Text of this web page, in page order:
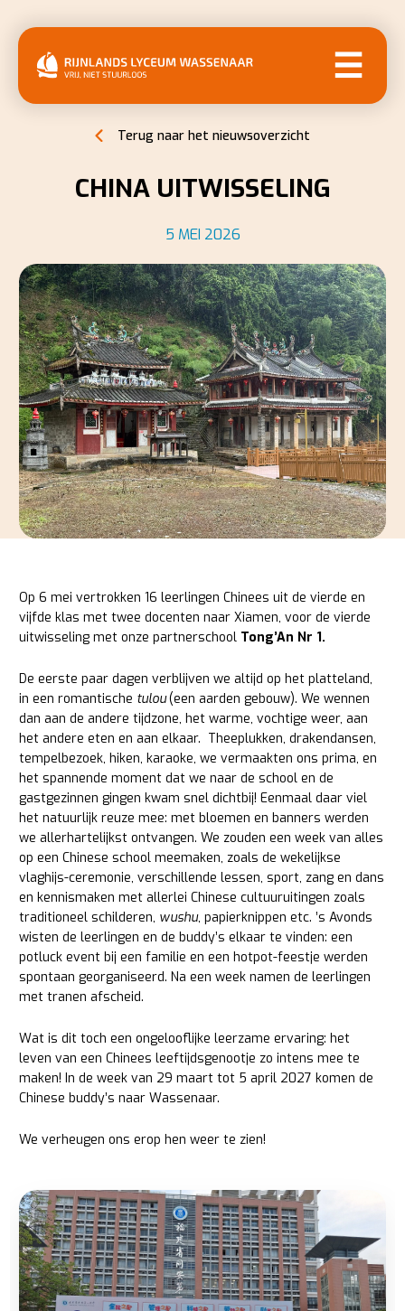
Terug naar het nieuwsoverzicht
CHINA UITWISSELING
5 MEI 2026
Op 6 mei vertrokken 16 leerlingen Chinees uit de vierde en
vijfde klas met twee docenten naar Xiamen, voor de vierde
uitwisseling met onze partnerschool Tong’An Nr 1.
De eerste paar dagen verblijven we altijd op het platteland,
in een romantische tulou(een aarden gebouw). We wennen
dan aan de andere tijdzone, het warme, vochtige weer, aan
het andere eten en aan elkaar. Theeplukken, drakendansen,
tempelbezoek, hiken, karaoke, we vermaakten ons prima, en
het spannende moment dat we naar de school en de
gastgezinnen gingen kwam snel dichtbij! Eenmaal daar viel
het natuurlijk reuze mee: met bloemen en banners werden
we allerhartelijkst ontvangen. We zouden een week van alles
op een Chinese school meemaken, zoals de wekelijkse
vlaghijs-ceremonie, verschillende lessen, sport, zang en dans
en kennismaken met allerlei Chinese cultuuruitingen zoals
traditioneel schilderen, wushu, papierknippen etc. ’s Avonds
wisten de leerlingen en de buddy’s elkaar te vinden: een
potluck event bij een familie en een hotpot-feestje werden
spontaan georganiseerd. Na een week namen de leerlingen
met tranen afscheid.
Wat is dit toch een ongelooflijke leerzame ervaring: het
leven van een Chinees leeftijdsgenootje zo intens mee te
maken! In de week van 29 maart tot 5 april 2027 komen de
Chinese buddy’s naar Wassenaar.
We verheugen ons erop hen weer te zien!